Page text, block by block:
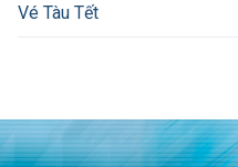
Vé Tàu Tết